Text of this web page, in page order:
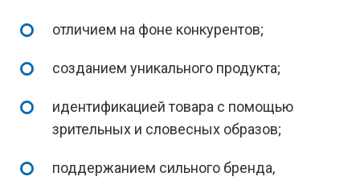
отличием на фоне конкурентов;
созданием уникального продукта;
идентификацией товара с помощью
зрительных и словесных образов;
поддержанием сильного бренда,